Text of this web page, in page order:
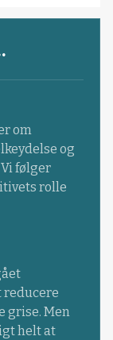
om
og
følger
rolle
reducere
grise. Men
helt at